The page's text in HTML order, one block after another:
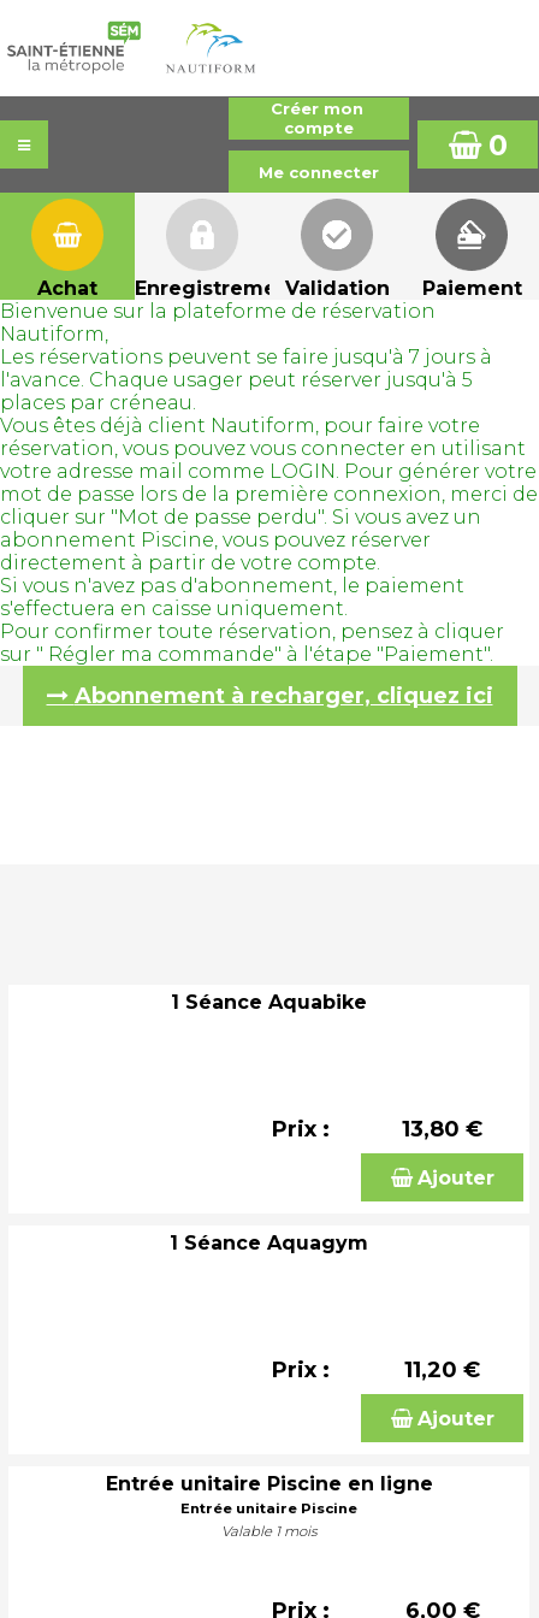
0
Achat EnregistrementValidation
Paiement
Bienvenue sur la plateforme de réservation
Nautiform,
Les réservations peuvent se faire jusqu'à 7 jours à
l'avance. Chaque usager peut réserver jusqu'à 5
places par créneau.
Vous êtes déjà client Nautiform, pour faire votre
réservation, vous pouvez vous connecter en utilisant
votre adresse mail comme LOGIN. Pour générer votre
mot de passe lors de la première connexion, merci de
cliquer sur "Mot de passe perdu". Si vous avez un
abonnement Piscine, vous pouvez réserver
directement à partir de votre compte.
Si vous n'avez pas d'abonnement, le paiement
s'effectuera en caisse uniquement.
Pour confirmer toute réservation, pensez à cliquer
sur " Régler ma commande" à l'étape "Paiement".
Abonnement à recharger, cliquez ici
1 Séance Aquabike
Prix : 13,80 €
Ajouter
1 Séance Aquagym
Prix : 11,20 €
Ajouter
Entrée unitaire Piscine en ligne
Entrée unitaire Piscine
Valable 1 mois
Prix : 6,00 €